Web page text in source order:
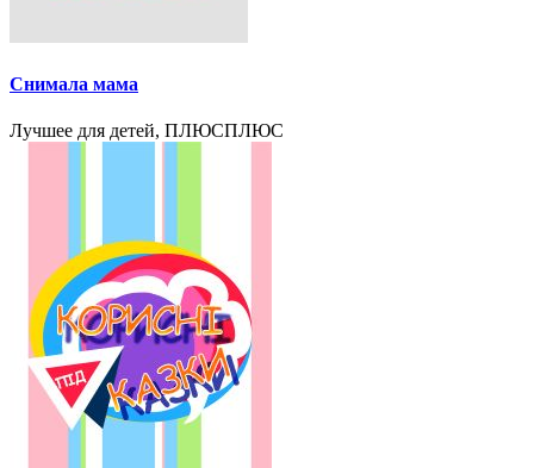
Снимала мама
Лучшее для детей, ПЛЮСПЛЮС